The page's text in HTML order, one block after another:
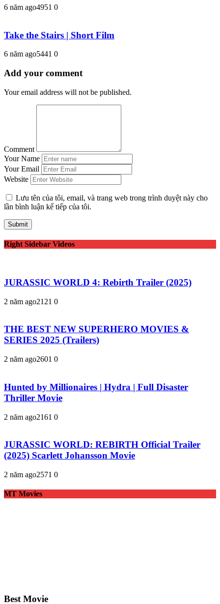
6 năm ago4951 0
Take the Stairs | Short Film
6 năm ago5441 0
Add your comment
Your email address will not be published.
Comment
Your Name
Your Email
Website
Lưu tên của tôi, email, và trang web trong trình duyệt này cho
lần bình luận kế tiếp của tôi.
Right Sidebar Videos
JURASSIC WORLD 4: Rebirth Trailer (2025)
2 năm ago2121 0
THE BEST NEW SUPERHERO MOVIES &
SERIES 2025 (Trailers)
2 năm ago2601 0
Hunted by Millionaires | Hydra | Full Disaster
Thriller Movie
2 năm ago2161 0
JURASSIC WORLD: REBIRTH Official Trailer
(2025) Scarlett Johansson Movie
2 năm ago2571 0
MT Movies
Best Movie